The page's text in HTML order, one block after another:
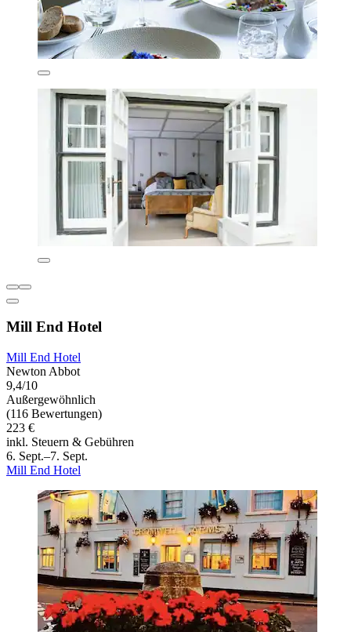
Mill End Hotel
Mill End Hotel
Newton Abbot
9,4/10
Außergewöhnlich
(116 Bewertungen)
223 €
inkl. Steuern & Gebühren
6. Sept.–7. Sept.
Mill End Hotel